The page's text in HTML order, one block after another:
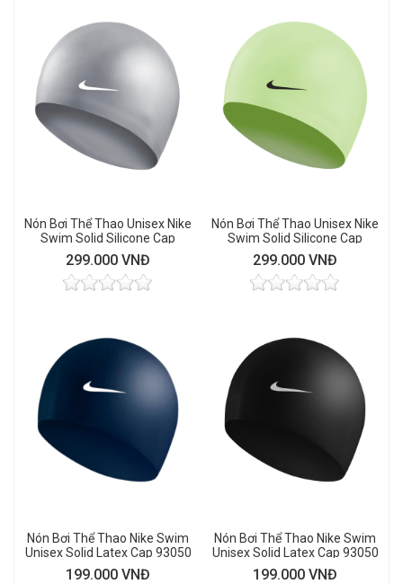
Nón Bơi Thể Thao Unisex Nike
Swim Solid Silicone Cap
93060 (Iridescent Silver)
299.000 VNĐ
Nón Bơi Thể Thao Unisex Nike
Swim Solid Silicone Cap
93060 (Barely Volt)
299.000 VNĐ
Nón Bơi Thể Thao Nike Swim
Unisex Solid Latex Cap 93050
(Midnight Navy)
199.000 VNĐ
Nón Bơi Thể Thao Nike Swim
Unisex Solid Latex Cap 93050
(Black)
199.000 VNĐ